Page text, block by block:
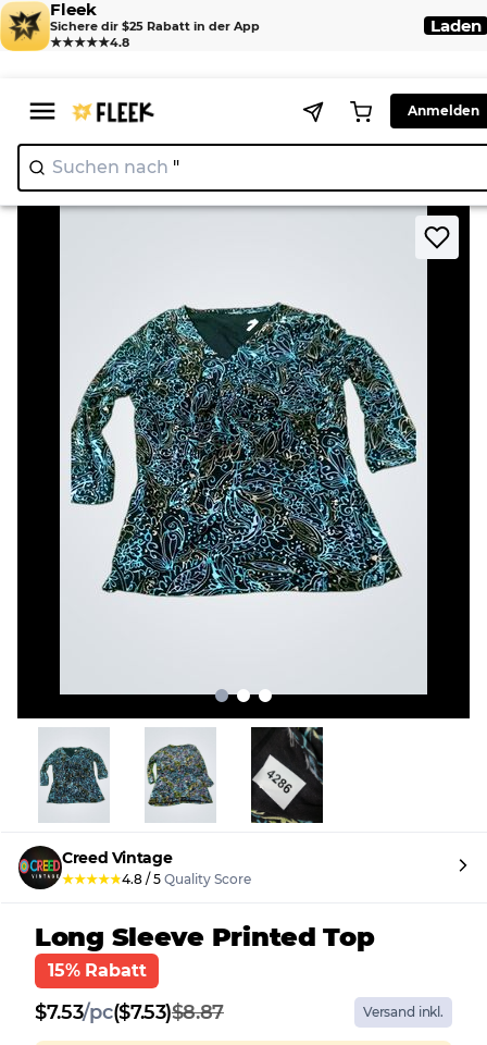
Fleek
Sichere dir $25 Rabatt in der App
★★★★★4.8
Laden
Anmelden
Suchen nach "N
Home > Blouse > Long sleeve printed top
Creed Vintage
★★★★★4.8 / 5 Quality Score
Long Sleeve Printed Top
15% Rabatt
$7.53/pc($7.53)$8.87 Versand inkl.